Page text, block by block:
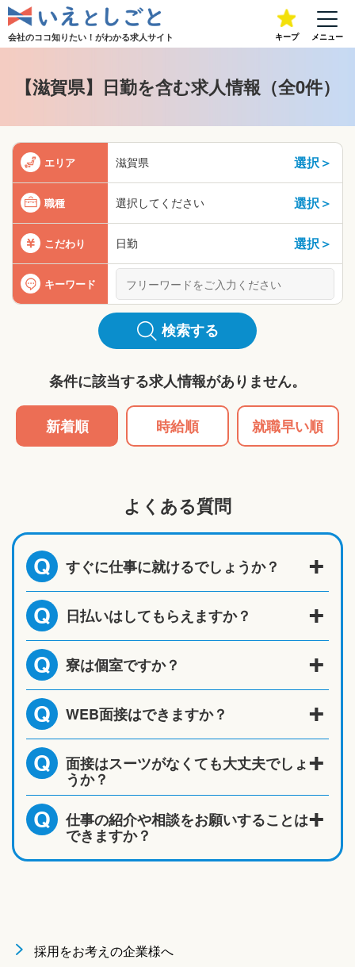
会社のココ知りたい！がわかる求人サイト キープ メニュー
【滋賀県】日勤を含む求人情報（全0件）
エリア 滋賀県 選択＞
職種 選択してください 選択＞
こだわり 日勤 選択＞
キーワード
検索する
条件に該当する求人情報がありません。
新着順 時給順 就職早い順
よくある質問
Q すぐに仕事に就けるでしょうか？
Q 日払いはしてもらえますか？
Q 寮は個室ですか？
Q WEB面接はできますか？
Q 面接はスーツがなくても大丈夫でしょ
うか？
Q 仕事の紹介や相談をお願いすることは
できますか？
採用をお考えの企業様へ